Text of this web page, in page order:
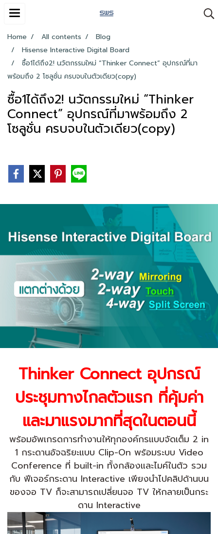
Home All contents
Blog
Hisense Interactive Digital Board
ซื้อ1ได้ถึง2! นวัตกรรมใหม่ “Thinker Connect” อุปกรณ์ที่มา
พร้อมถึง 2 โซลูชั่น ครบจบในตัวเดียว(copy)
ซื้อ1ได้ถึง2! นวัตกรรมใหม่ “Thinker
Connect” อุปกรณ์ที่มาพร้อมถึง 2
โซลูชั่น ครบจบในตัวเดียว(copy)
Thinker Connect อุปกรณ์
ประชุมทางไกลตัวแรก ที่คุ้มค่า
และมาแรงมากที่สุดในตอนนี้
พร้อมอัพเกรดการทำงานให้ทุกองค์กรแบบจัดเต็ม 2 in
1 กระดานอัจฉริยะแบบ Clip-On พร้อมระบบ Video
Conference ที่ built-in ทั้งกล้องและไมค์ในตัว รวม
กับ ฟีเจอร์กระดาน Interactive เพียงนำไปคลิปด้านบน
ของจอ TV ก็จะสามารถเปลี่ยนจอ TV ให้กลายเป็นกระ
ดาน Interactive